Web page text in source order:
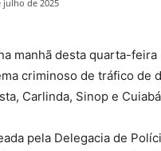
julho de 2025
manhã desta quarta-feira
criminoso de tráfico de
Carlinda, Sinop e
pela Delegacia de